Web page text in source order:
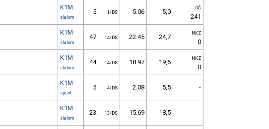
K1M
slalom
5. 1/DS 5.06 5,0 OČ
241
K1M
slalom
47. 14/DS 22.45 24,7 NKZ
0
K1M
slalom
44. 14/DS 18.97 19,6 NKZ
0
K1M
sjezd
5. 4/DS 2.08 5,5 -
K1M
slalom
23. 13/DS 15.69 18,5 -